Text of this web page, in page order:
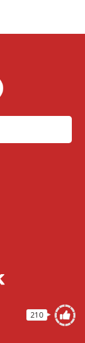
210